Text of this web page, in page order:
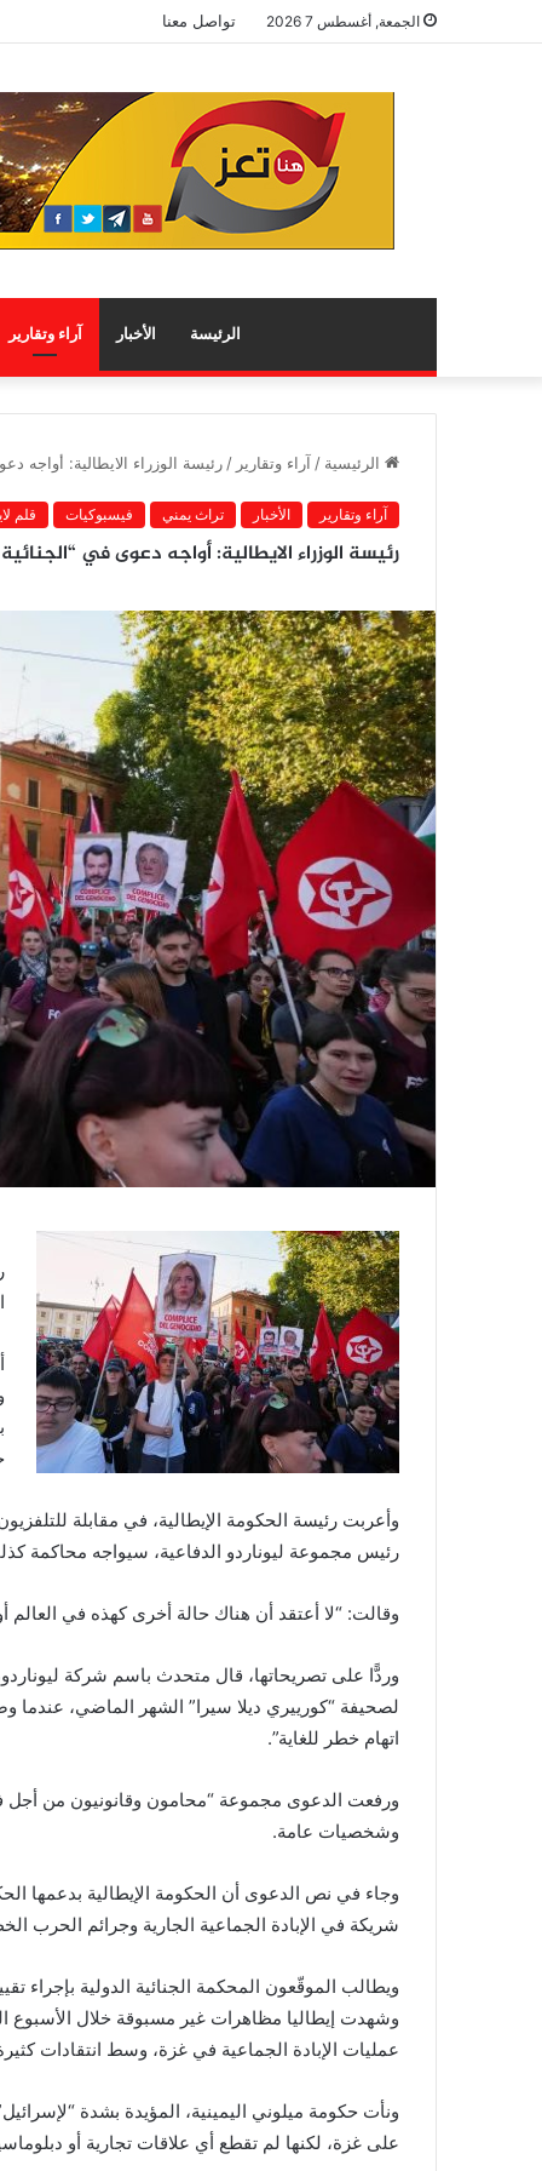
الجمعة, أغسطس 7 2026 تواصل معنا
الرئيسة الأخبار آراء وتقارير
الرئيسية / آراء وتقارير / رئيسة الوزراء الايطالية: أواجه
آراء وتقارير الأخبار تراث يمني فيسبوكيات قلم
رئيسة الوزراء الايطالية: أواجه دعوى في
وأعربت رئيسة الحكومة الإيطالية، في مقابلة
رئيس مجموعة ليوناردو الدفاعية، سيواجه محاكمة
وقالت: “لا أعتقد أن هناك حالة أخرى كهذه في العالم
وردًّا على تصريحاتها، قال متحدث باسم شركة
لصحيفة “كورييري ديلا سيرا” الشهر الماضي، عندما
اتهام خطر للغاية”.
وشخصيات عامة.
وجاء في نص الدعوى أن الحكومة الإيطالية بدعمها
شريكة في الإبادة الجماعية الجارية وجرائم الحرب
ويطالب الموقّعون المحكمة الجنائية الدولية بإجراء
وشهدت إيطاليا مظاهرات غير مسبوقة خلال الأسبوع
عمليات الإبادة الجماعية في غزة، وسط انتقادات
ونأت حكومة ميلوني اليمينية، المؤيدة بشدة
على غزة، لكنها لم تقطع أي علاقات تجارية أو